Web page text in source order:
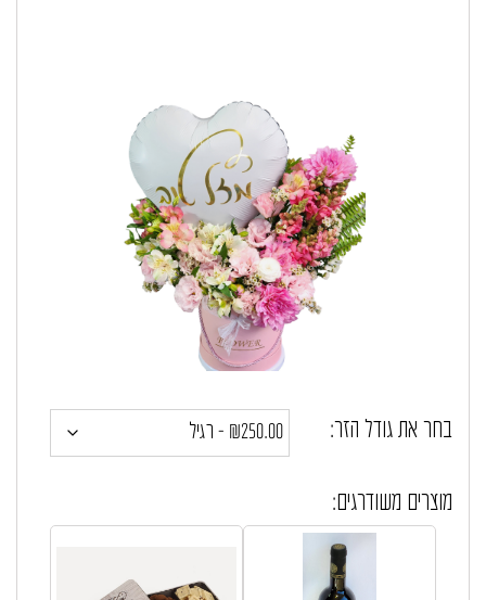
בחר את גודל הזר:
מוצרים משודרגים: